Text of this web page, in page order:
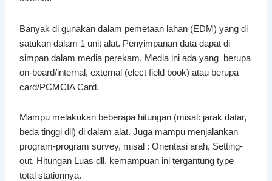
Banyak di gunakan dalam pemetaan lahan (EDM) yang di
satukan dalam 1 unit alat. Penyimpanan data dapat di
simpan dalam media perekam. Media ini ada yang berupa
on-board/internal, external (elect field book) atau berupa
card/PCMCIA Card.
Mampu melakukan beberapa hitungan (misal: jarak datar,
beda tinggi dll) di dalam alat. Juga mampu menjalankan
program-program survey, misal : Orientasi arah, Setting-
out, Hitungan Luas dll, kemampuan ini tergantung type
total stationnya.